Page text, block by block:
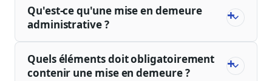
Qu'est-ce qu'une mise en demeure
administrative ?
Quels éléments doit obligatoirement
contenir une mise en demeure ?